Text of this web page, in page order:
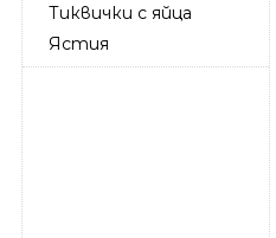
Тиквички с яйца
Ястия